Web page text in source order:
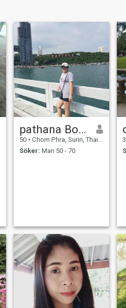
pathana Boounom
50 • Chom Phra, Surin, Thailand
Söker: Man 50 - 70